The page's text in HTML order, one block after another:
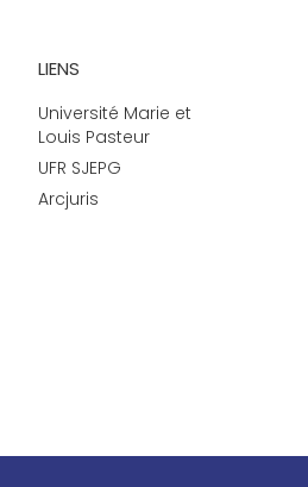
LIENS
Université Marie et
Louis Pasteur
UFR SJEPG
Arcjuris